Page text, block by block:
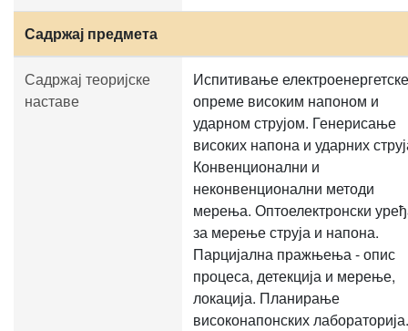
Садржај предмета
Садржај теоријске
наставе
Испитивање електроенергетске
опреме високим напоном и
ударном струјом. Генерисање
високих напона и ударних
Конвенционални и
неконвенционални методи
мерења. Оптоелектронски
за мерење струја и напона.
Парцијална пражњења - опис
процеса, детекција и мерење,
локација. Планирање
високонапонских лабораторија.